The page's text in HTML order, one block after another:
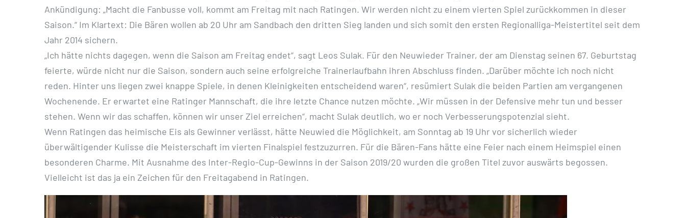
Ankündigung: „Macht die Fanbusse voll, kommt am Freitag mit nach Ratingen. Wir werden nicht zu einem vierten Spiel zurückkommen in dieser
Saison.“ Im Klartext: Die Bären wollen ab 20 Uhr am Sandbach den dritten Sieg landen und sich somit den ersten Regionalliga-Meistertitel seit dem
Jahr 2014 sichern.
„Ich hätte nichts dagegen, wenn die Saison am Freitag endet“, sagt Leos Sulak. Für den Neuwieder Trainer, der am Dienstag seinen 67. Geburtstag
feierte, würde nicht nur die Saison, sondern auch seine erfolgreiche Trainerlaufbahn ihren Abschluss finden. „Darüber möchte ich noch nicht
reden. Hinter uns liegen zwei knappe Spiele, in denen Kleinigkeiten entscheidend waren“, resümiert Sulak die beiden Partien am vergangenen
Wochenende. Er erwartet eine Ratinger Mannschaft, die ihre letzte Chance nutzen möchte. „Wir müssen in der Defensive mehr tun und besser
stehen. Wenn wir das schaffen, können wir unser Ziel erreichen“, macht Sulak deutlich, wo er noch Verbesserungspotenzial sieht.
Wenn Ratingen das heimische Eis als Gewinner verlässt, hätte Neuwied die Möglichkeit, am Sonntag ab 19 Uhr vor sicherlich wieder
überwältigender Kulisse die Meisterschaft im vierten Finalspiel festzuzurren. Für die Bären-Fans hätte eine Feier nach einem Heimspiel einen
besonderen Charme. Mit Ausnahme des Inter-Regio-Cup-Gewinns in der Saison 2019/20 wurden die großen Titel zuvor auswärts begossen.
Vielleicht ist das ja ein Zeichen für den Freitagabend in Ratingen.